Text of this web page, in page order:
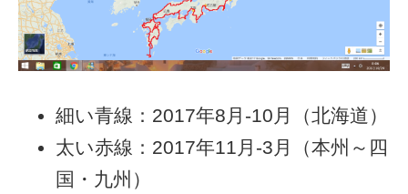
細い青線：2017年8月-10月（北海道）
太い赤線：2017年11月-3月（本州～四
国・九州）